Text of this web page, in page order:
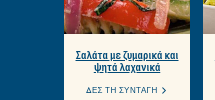
Σαλάτα με ζυμαρικά και
ψητά λαχανικά
ΔΕΣ ΤΗ ΣΥΝΤΑΓΗ